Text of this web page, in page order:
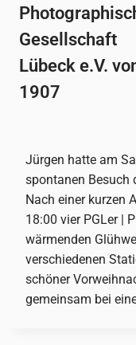
Zum
Inhalt
springen
Gesellschaft
Lübeck e.V.
1907
Jürgen hatte am
spontanen Besuch
Nach einer kurzen
18:00 vier PGLer |
wärmenden
verschiedenen
schöner
gemeinsam bei